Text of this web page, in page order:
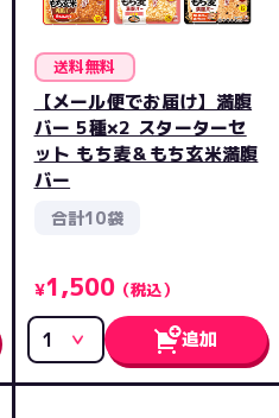
送料無料
【メール便でお届け】満腹
バー 5種×2 スターターセ
ット もち麦＆もち玄米満腹
バー
合計10袋
¥1,500（税込）
追加